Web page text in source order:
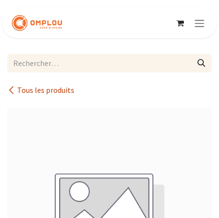
Tous les produits